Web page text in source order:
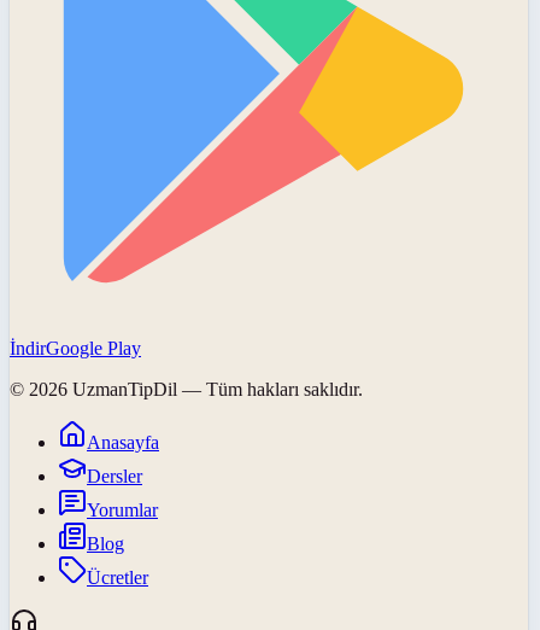
İndirGoogle Play
© 2026 UzmanTipDil — Tüm hakları saklıdır.
Anasayfa
Dersler
Yorumlar
Blog
Ücretler